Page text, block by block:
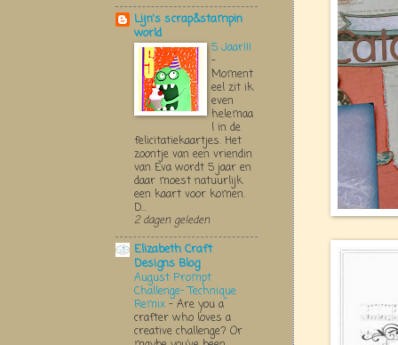
Lijn's scrap&stampin
world
5 Jaar!!!
-
Moment
eel zit ik
even
helemaa
l in de
felicitatiekaartjes. Het
zoontje van een vriendin
van Eva wordt 5 jaar en
daar moest natuurlijk
een kaart voor komen.
D...
2 dagen geleden
Elizabeth Craft
Designs Blog
August Prompt
Challenge- Technique
Remix - Are you a
crafter who loves a
creative challenge? Or